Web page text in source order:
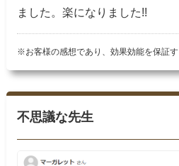
ました。楽になりました!!
※お客様の感想であり、効果効能を保証す
不思議な先生